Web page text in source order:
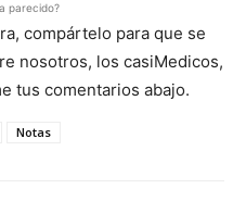
parecido?
compártelo para que se
nosotros, los casiMedicos,
tus comentarios abajo.
Notas